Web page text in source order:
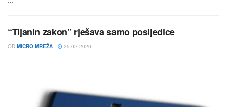
“Tijanin zakon” rješava samo posljedice
OD MICRO MREŽA 25.02.2020.